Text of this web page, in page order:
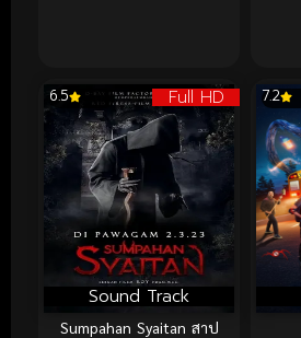
Full HD
Sound Track
6.5
Sumpahan Syaitan สาป
7.2